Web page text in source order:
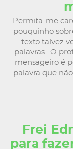
Permita-me
pouquinho
texto talvez
palavras. O
mensageiro é
palavra que
Frei
para